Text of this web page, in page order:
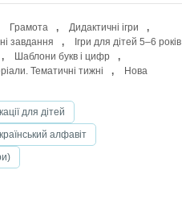
Грамота , Дидактичні ігри
,
завдання ,
Ігри для дітей 5–6 років
, Шаблони букв і цифр
,
Тематичні тижні ,
Нова
для дітей
алфавіт